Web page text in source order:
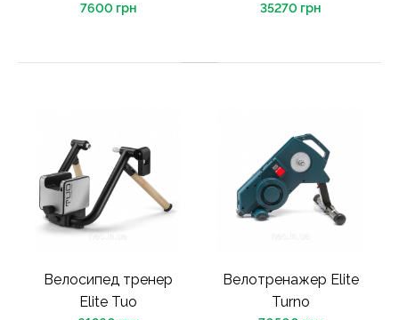
7600 грн 35270 грн
Велосипед тренер
Elite Tuo
Велотренажер Elite
Turno